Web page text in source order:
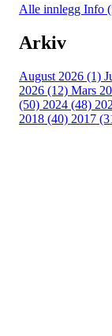
Alle innlegg Info
Arkiv
August 2026 (1)
2026 (12) Mars
(50) 2024 (48)
2018 (40) 2017